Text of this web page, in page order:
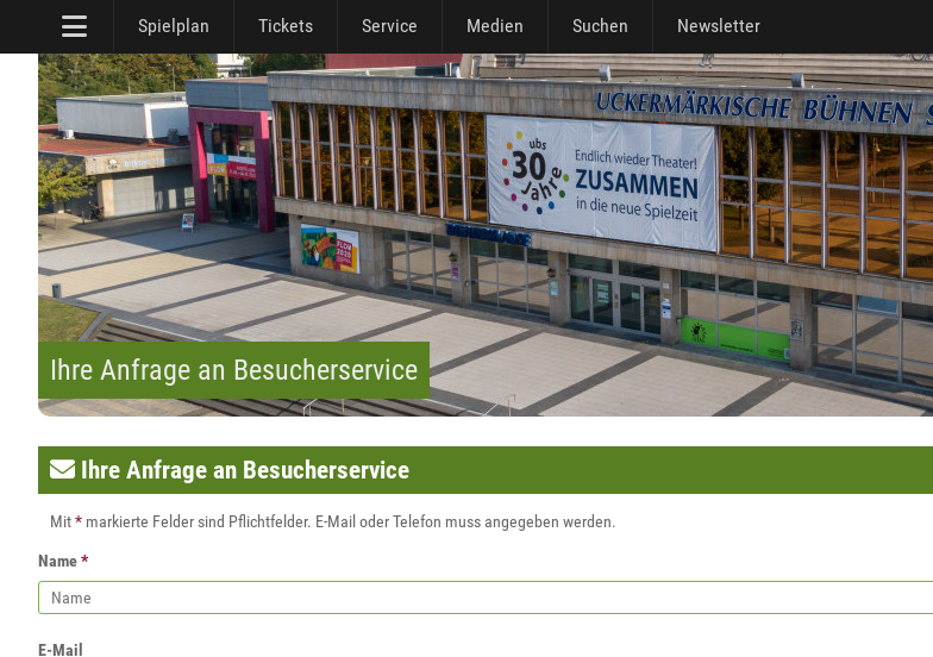
Spielplan Tickets Service Medien Suchen Newsletter
Ihre Anfrage an Besucherservice
Ihre Anfrage an Besucherservice
Mit* markierte Felder sind Pflichtfelder. E-Mail oder Telefon muss angegeben werden.
Name*
E-Mail